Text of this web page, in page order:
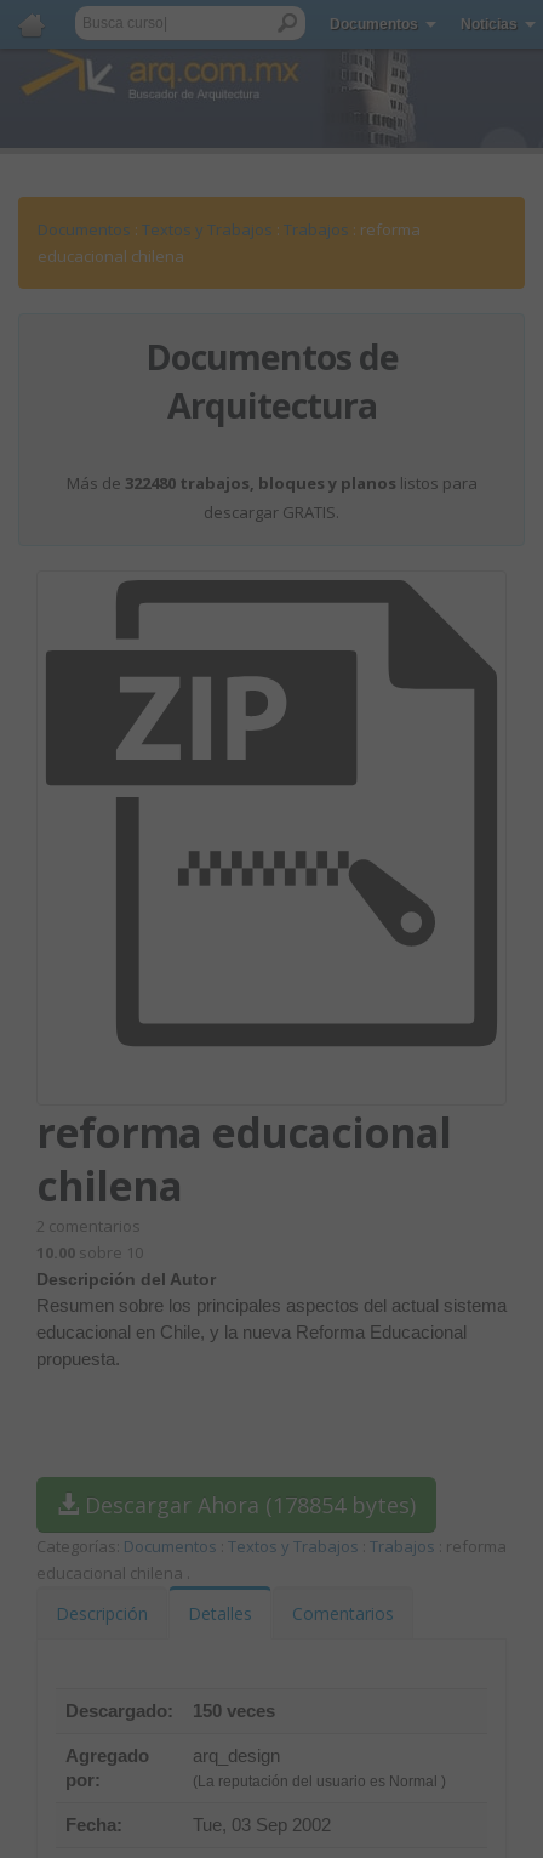
Documentos Noticias
Documentos : Textos y Trabajos : Trabajos : reforma
educacional chilena
Documentos de
Arquitectura
Más de 322480 trabajos, bloques y planos listos para
descargar GRATIS.
reforma educacional
chilena
2 comentarios
10.00 sobre 10
Descripción del Autor
Resumen sobre los principales aspectos del actual sistema
educacional en Chile, y la nueva Reforma Educacional
propuesta.
Descargar Ahora (178854 bytes)
Categorías: Documentos Textos y Trabajos Trabajos : reforma
educacional chilena
Descripción Detalles Comentarios
Descargado: 150 veces
Agregado
por:
arq_design
(La reputación del usuario es Normal )
Fecha: Tue, 03 Sep 2002